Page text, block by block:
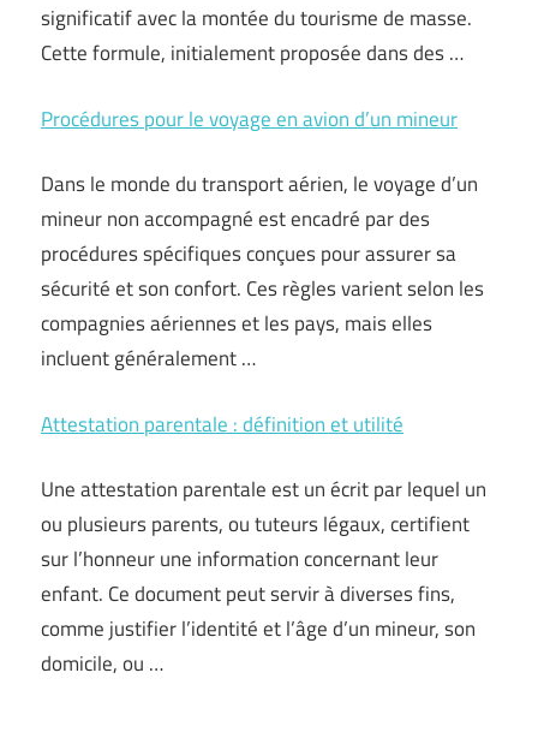
significatif avec la montée du tourisme de masse.
Cette formule, initialement proposée dans des …
Procédures pour le voyage en avion d’un mineur
Dans le monde du transport aérien, le voyage d’un
mineur non accompagné est encadré par des
procédures spécifiques conçues pour assurer sa
sécurité et son confort. Ces règles varient selon les
compagnies aériennes et les pays, mais elles
incluent généralement …
Attestation parentale : définition et utilité
Une attestation parentale est un écrit par lequel un
ou plusieurs parents, ou tuteurs légaux, certifient
sur l’honneur une information concernant leur
enfant. Ce document peut servir à diverses fins,
comme justifier l’identité et l’âge d’un mineur, son
domicile, ou …